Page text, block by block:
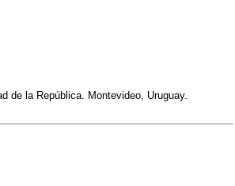
de la República. Montevideo, Uruguay.